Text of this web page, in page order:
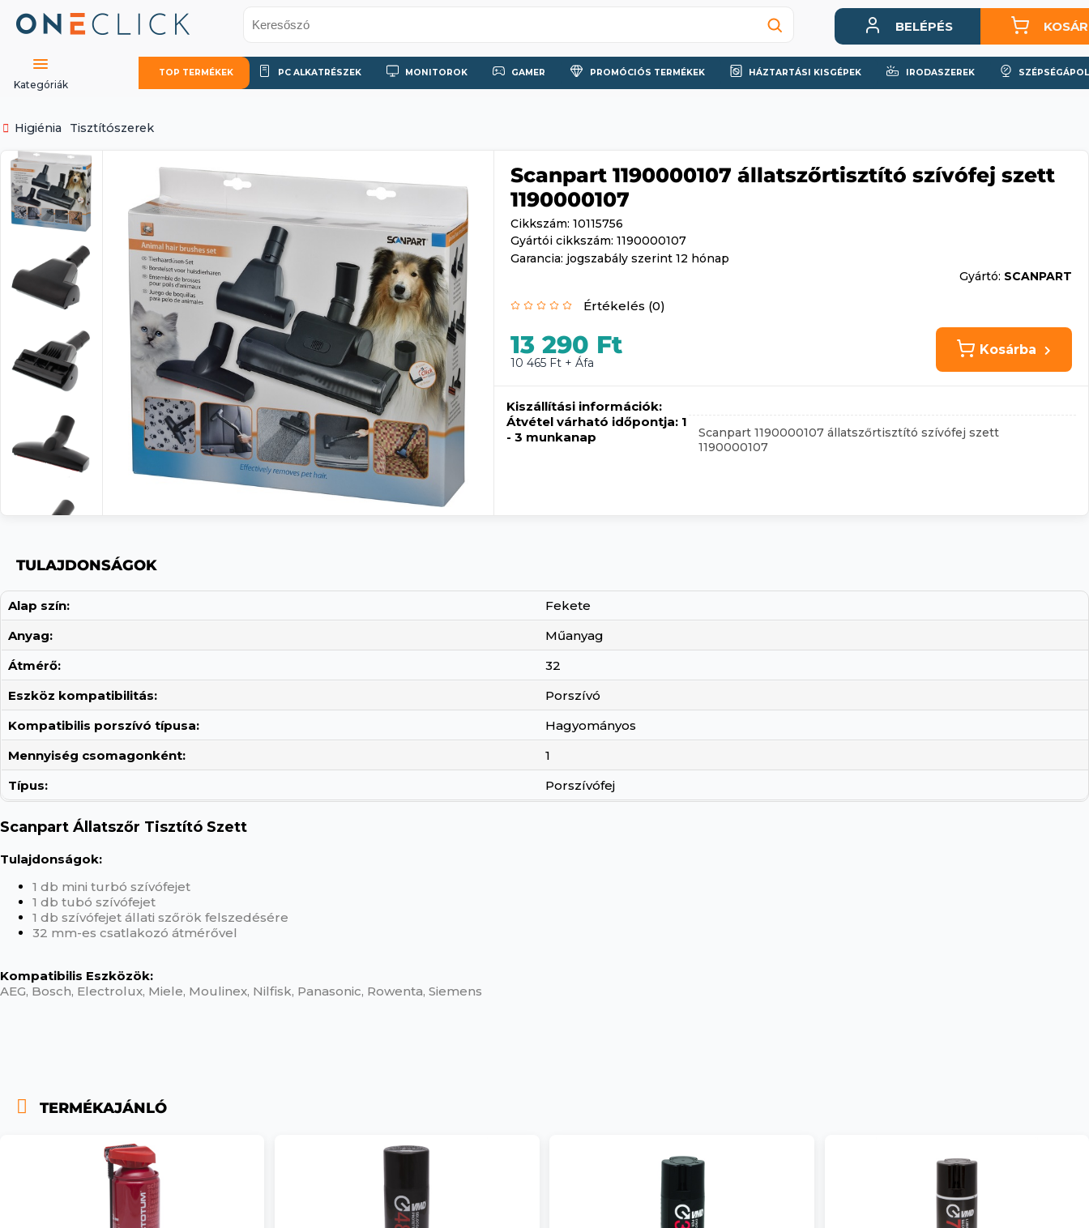
BELÉPÉS KOSÁR
Kategóriák
TOP TERMÉKEK PC ALKATRÉSZEK MONITOROK GAMER PROMÓCIÓS TERMÉKEK HÁZTARTÁSI KISGÉPEK IRODASZEREK
Higiénia Tisztítószerek
Scanpart 1190000107 állatszőrtisztító szívófej szett
1190000107
Cikkszám: 10115756
Gyártói cikkszám: 1190000107
Garancia: jogszabály szerint 12 hónap
Gyártó: SCANPART
Értékelés (0)
13 290 Ft
10 465 Ft + Áfa
Kosárba
Kiszállítási információk:
Átvétel várható időpontja: 1
- 3 munkanap
Scanpart 1190000107 állatszőrtisztító szívófej szett
1190000107
TULAJDONSÁGOK
Alap szín:
Fekete
Anyag:
Műanyag
Átmérő:
32
Eszköz kompatibilitás:
Porszívó
Kompatibilis porszívó típusa:
Hagyományos
Mennyiség csomagonként:
1
Típus:
Porszívófej
Scanpart Állatszőr Tisztító Szett
Tulajdonságok:
1 db mini turbó szívófejet
1 db tubó szívófejet
1 db szívófejet állati szőrök felszedésére
32 mm-es csatlakozó átmérővel
Kompatibilis Eszközök:
AEG, Bosch, Electrolux, Miele, Moulinex, Nilfisk, Panasonic, Rowenta, Siemens
TERMÉKAJÁNLÓ